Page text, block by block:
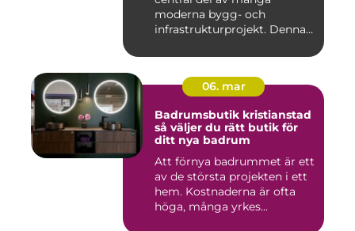
moderna bygg- och
infrastrukturprojekt. Denna
06. mar
Badrumsbutik kristianstad
så väljer du rätt butik för
ditt nya badrum
Att förnya badrummet är ett
av de största projekten i ett
hem. Kostnaderna är ofta
höga, många yrkes...